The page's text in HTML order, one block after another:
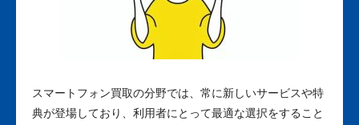
スマートフォン買取の分野では、常に新しいサービスや特
典が登場しており、利用者にとって最適な選択をすること